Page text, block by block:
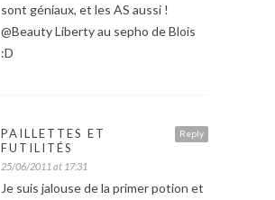
sont géniaux, et les AS aussi !
@Beauty Liberty au sepho de Blois
:D
Reply
PAILLETTES ET
FUTILITÉS
25/06/2011 at 17:31
Je suis jalouse de la primer potion et